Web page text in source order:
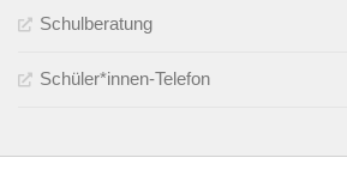
Schulberatung
Schüler*innen-Telefon